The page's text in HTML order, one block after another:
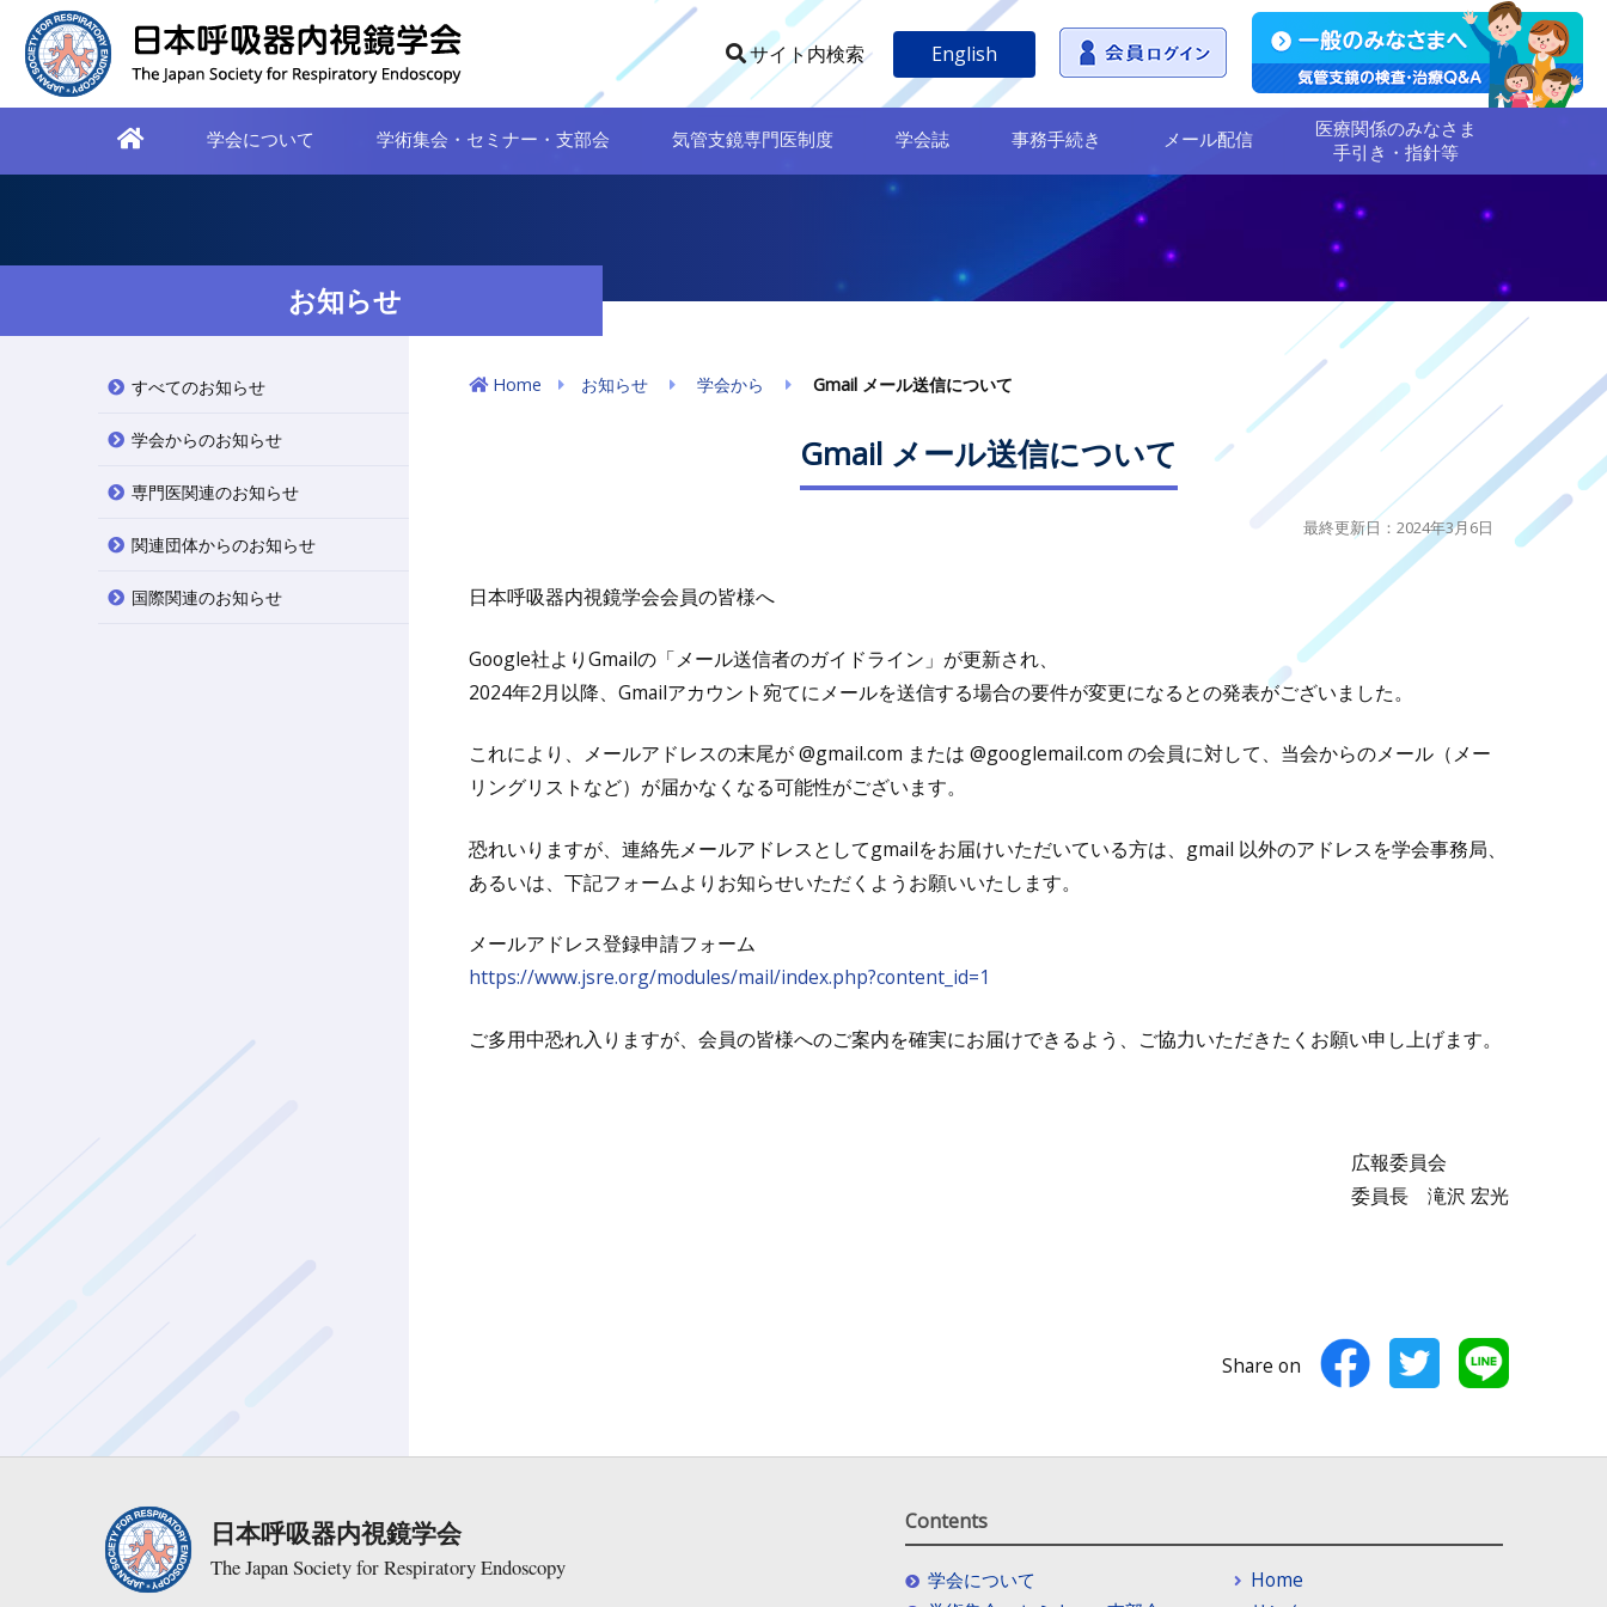
サイト内検索 English
学会について 学術集会・セミナー・支部会 気管支鏡専門医制度 学会誌 事務手続き メール配信
医療関係のみなさま
手引き・指針等
お知らせ
すべてのお知らせ
学会からのお知らせ
専門医関連のお知らせ
関連団体からのお知らせ
国際関連のお知らせ
Home お知らせ 学会から Gmail メール送信について
Gmail メール送信について
最終更新日：2024年3月6日
日本呼吸器内視鏡学会会員の皆様へ
Google社よりGmailの「メール送信者のガイドライン」が更新され、
2024年2月以降、Gmailアカウント宛てにメールを送信する場合の要件が変更になるとの発表がございました。
これにより、メールアドレスの末尾が @gmail.com または @googlemail.com の会員に対して、当会からのメール（メー
リングリストなど）が届かなくなる可能性がございます。
恐れいりますが、連絡先メールアドレスとしてgmailをお届けいただいている方は、gmail 以外のアドレスを学会事務局、
あるいは、下記フォームよりお知らせいただくようお願いいたします。
メールアドレス登録申請フォーム
https://www.jsre.org/modules/mail/index.php?content_id=1
ご多用中恐れ入りますが、会員の皆様へのご案内を確実にお届けできるよう、ご協力いただきたくお願い申し上げます。
広報委員会
委員長 滝沢 宏光
Share on
日本呼吸器内視鏡学会
The Japan Society for Respiratory Endoscopy
Contents
学会について
Home